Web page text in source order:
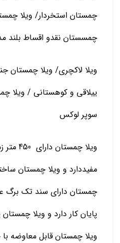
چمستان استخردار/ ویلا
چمسستان نقدو اقساط بلند
ویلا لاکچری/ ویلا چمستان
ییلاقی و کوهستانی / ویلا
سوپر لوکس
مفیددارد و ویلا چمستان
چمستان دارای سند تک برگ
پایان کار دارد و ویلا
ویلا چمستان قابل معاوضه